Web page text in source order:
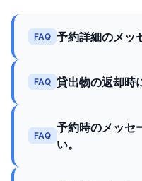
FAQ 予約詳細のメッ
FAQ 貸出物の返却時
FAQ
予約時のメッセ
い。